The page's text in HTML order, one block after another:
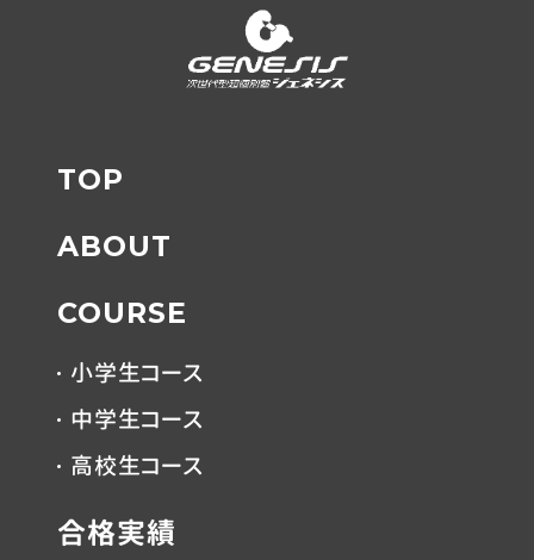
TOP
ABOUT
COURSE
小学生コース
中学生コース
高校生コース
合格実績